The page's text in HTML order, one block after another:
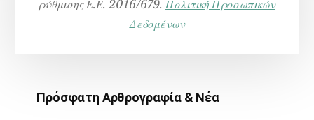
ρύθμισης Ε.Ε. 2016/679. Πολιτική Προσωπικών
Δεδομένων
Πρόσφατη Αρθρογραφία & Νέα